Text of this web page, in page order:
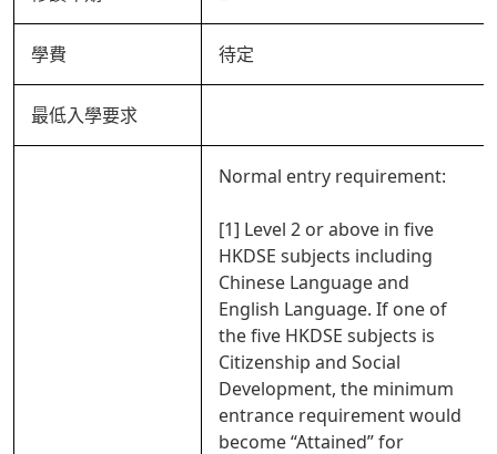
學費 待定
最低入學要求
Normal entry requirement:
[1] Level 2 or above in five
HKDSE subjects including
Chinese Language and
English Language. If one of
the five HKDSE subjects is
Citizenship and Social
Development, the minimum
entrance requirement would
become “Attained” for